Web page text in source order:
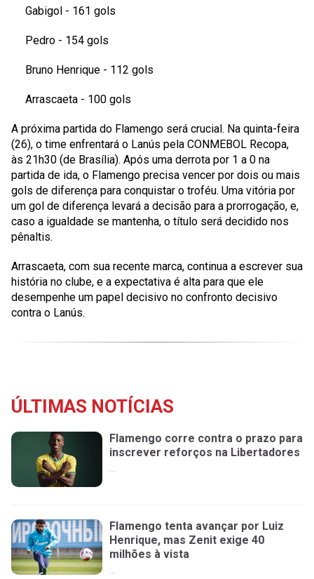
Gabigol - 161 gols
Pedro - 154 gols
Bruno Henrique - 112 gols
Arrascaeta - 100 gols
A próxima partida do Flamengo será crucial. Na quinta-feira
(26), o time enfrentará o Lanús pela CONMEBOL Recopa,
às 21h30 (de Brasília). Após uma derrota por 1 a 0 na
partida de ida, o Flamengo precisa vencer por dois ou mais
gols de diferença para conquistar o troféu. Uma vitória por
um gol de diferença levará a decisão para a prorrogação, e,
caso a igualdade se mantenha, o título será decidido nos
pênaltis.
Arrascaeta, com sua recente marca, continua a escrever sua
história no clube, e a expectativa é alta para que ele
desempenhe um papel decisivo no confronto decisivo
contra o Lanús.
ÚLTIMAS NOTÍCIAS
Flamengo corre contra o prazo para
inscrever reforços na Libertadores
...
Flamengo tenta avançar por Luiz
Henrique, mas Zenit exige 40
milhões à vista
...